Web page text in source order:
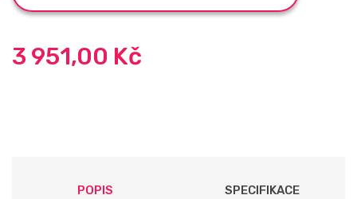
3 951,00 Kč
POPIS SPECIFIKACE